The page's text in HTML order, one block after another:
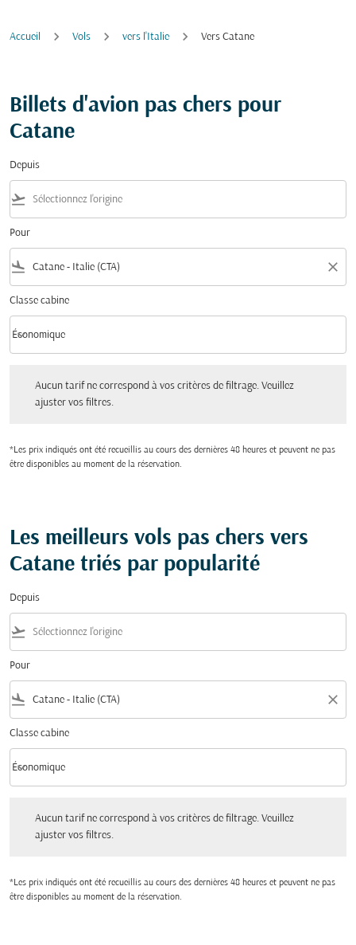
Accueil Vols vers l'Italie Vers Catane
Billets d'avion pas chers pour
Catane
Depuis
flight_takeoff
Pour
flight_land close
Classe cabine
Classe cabine option Économique Selected
Économique
keyboard_arrow_down
Aucun tarif ne correspond à vos critères de filtrage. Veuillez
ajuster vos filtres.
*Les prix indiqués ont été recueillis au cours des dernières 48 heures et peuvent ne pas
être disponibles au moment de la réservation.
Les meilleurs vols pas chers vers
Catane triés par popularité
Depuis
flight_takeoff
Pour
flight_land close
Classe cabine
Classe cabine option Économique Selected
Économique
keyboard_arrow_down
Aucun tarif ne correspond à vos critères de filtrage. Veuillez
ajuster vos filtres.
*Les prix indiqués ont été recueillis au cours des dernières 48 heures et peuvent ne pas
être disponibles au moment de la réservation.